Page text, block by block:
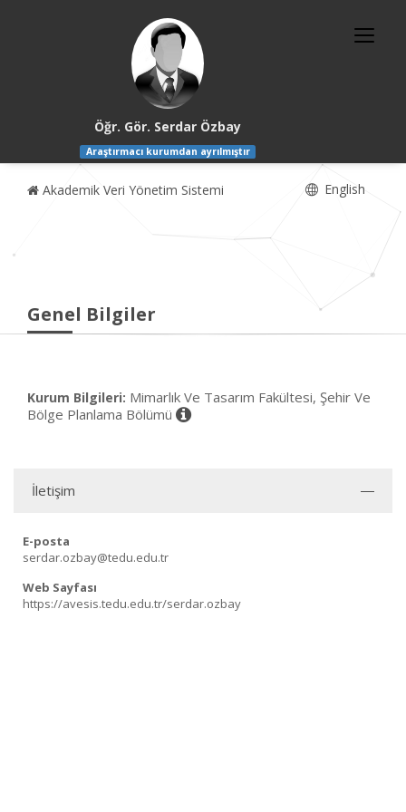
Öğr. Gör. Serdar Özbay
Araştırmacı kurumdan ayrılmıştır
Akademik Veri Yönetim Sistemi English
Genel Bilgiler
Kurum Bilgileri: Mimarlık Ve Tasarım Fakültesi, Şehir Ve
Bölge Planlama Bölümü
İletişim
E-posta
serdar.ozbay@tedu.edu.tr
Web Sayfası
https://avesis.tedu.edu.tr/serdar.ozbay